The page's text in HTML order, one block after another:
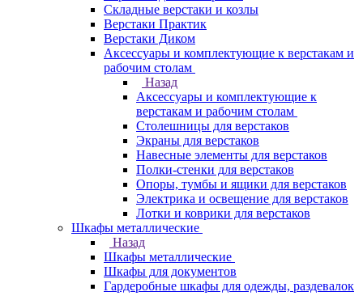
Складные верстаки и козлы
Верстаки Практик
Верстаки Диком
Аксессуары и комплектующие к верстакам и
рабочим столам
Назад
Аксессуары и комплектующие к
верстакам и рабочим столам
Столешницы для верстаков
Экраны для верстаков
Навесные элементы для верстаков
Полки-стенки для верстаков
Опоры, тумбы и ящики для верстаков
Электрика и освещение для верстаков
Лотки и коврики для верстаков
Шкафы металлические
Назад
Шкафы металлические
Шкафы для документов
Гардеробные шкафы для одежды, раздевалок